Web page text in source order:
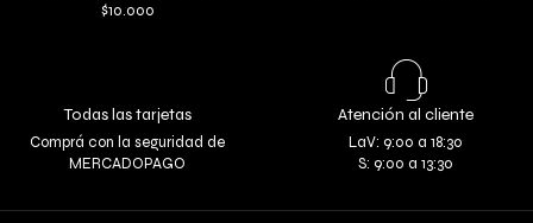
$10.000
Todas las tarjetas
Comprá con la seguridad de
MERCADOPAGO
Atención al cliente
LaV: 9:00 a 18:30
S: 9:00 a 13:30